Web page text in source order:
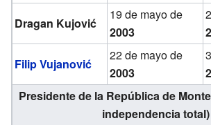
Dragan Kujović
19 de mayo de
2003
Filip Vujanović
22 de mayo de
2003
Presidente de la República de
independencia total)